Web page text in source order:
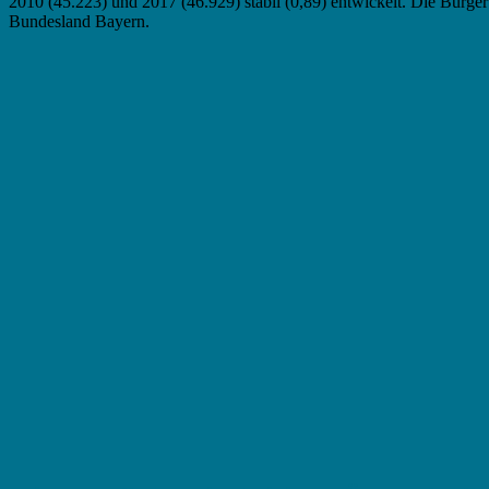
Bundesland Bayern.